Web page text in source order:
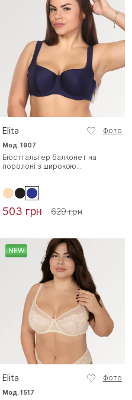
Elita Фото
Мод. 1907
Бюстгальтер балконет на
поролоні з широкою...
503 грн 629 грн
NEW
Elita Фото
Мод. 1517